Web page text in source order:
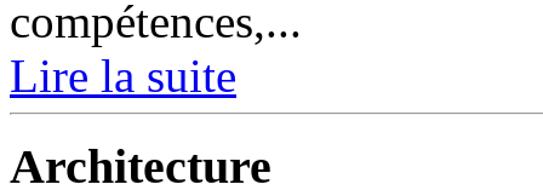
compétences,...
Lire la suite
Architecture